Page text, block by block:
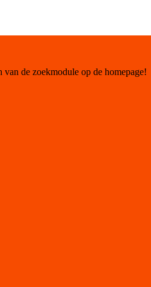
de zoekmodule op de homepage!